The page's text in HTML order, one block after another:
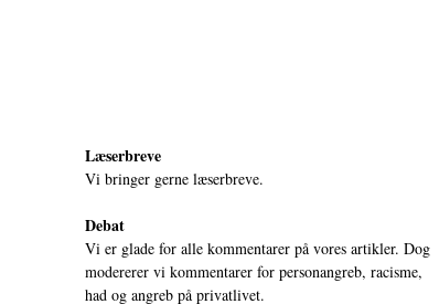
Læserbreve
Vi bringer gerne læserbreve.
Debat
Vi er glade for alle kommentarer på vores artikler. Dog
modererer vi kommentarer for personangreb, racisme,
had og angreb på privatlivet.